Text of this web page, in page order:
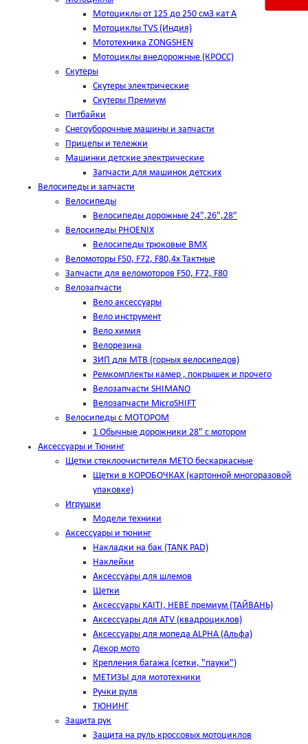
Мотоциклы от 125 до 250 см3 кат А
Мотоциклы TVS (Индия)
Мототехника ZONGSHEN
Мотоциклы внедорожные (КРОСС)
Скутеры
Скутеры электрические
Скутеры Премиум
Питбайки
Снегоуборочные машины и запчасти
Прицепы и тележки
Машинки детские электрические
Запчасти для машинок детских
Велосипеды и запчасти
Велосипеды
Велосипеды дорожные 24",26",28"
Велосипеды PHOENIX
Велосипеды трюковые BMX
Веломоторы F50, F72, F80,4х Тактные
Запчасти для веломоторов F50, F72, F80
Велозапчасти
Вело аксессуары
Вело инструмент
Вело химия
Велорезина
ЗИП для MTB (горных велосипедов)
Ремкомплекты камер , покрышек и прочего
Велозапчасти SHIMANO
Велозапчасти MicroSHIFT
Велосипеды с МОТОРОМ
1 Обычные дорожники 28" с мотором
Аксессуары и Тюнинг
Щетки стеклоочистителя METO бескаркасные
Щетки в КОРОБОЧКАХ (картонной многоразовой
упаковке)
Игрушки
Модели техники
Аксессуары и тюнинг
Накладки на бак (TANK PAD)
Наклейки
Аксессуары для шлемов
Щетки
Аксессуары KAITI, HEBE премиум (ТАЙВАНЬ)
Аксессуары для ATV (квадроциклов)
Аксессуары для мопеда ALPHA (Альфа)
Декор мото
Крепления багажа (сетки, "пауки")
МЕТИЗЫ для мототехники
Ручки руля
ТЮНИНГ
Защита рук
Защита на руль кроссовых мотоциклов